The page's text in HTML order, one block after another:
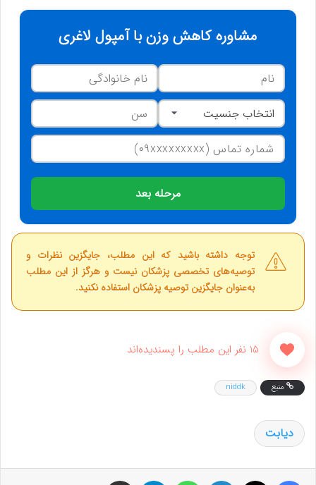
مشاوره کاهش وزن با آمپول لاغری
مرحله بعد
توجه داشته باشید که این مطلب، جایگزین نظرات و
توصیه‌های تخصصی پزشکان نیست و هرگز از این مطلب
به‌عنوان جایگزین توصیه پزشکان استفاده نکنید.
15 نفر این مطلب را پسندیده‌اند
منبع niddk
دیابت